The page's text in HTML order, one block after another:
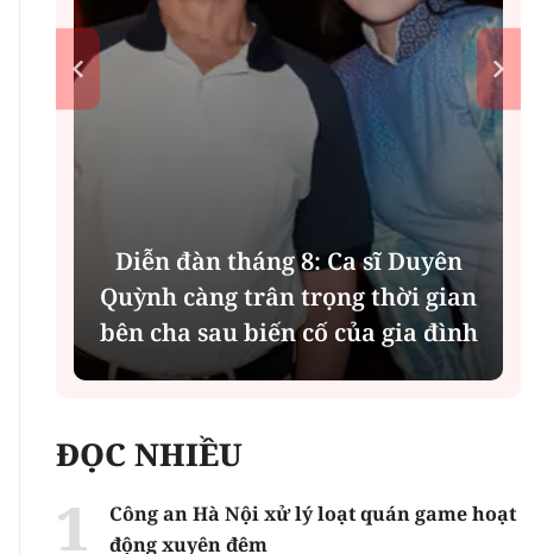
Diễn đàn tháng 8: Ca sĩ Duyên
Quỳnh càng trân trọng thời gian
bên cha sau biến cố của gia đình
ĐỌC NHIỀU
Công an Hà Nội xử lý loạt quán game hoạt
động xuyên đêm